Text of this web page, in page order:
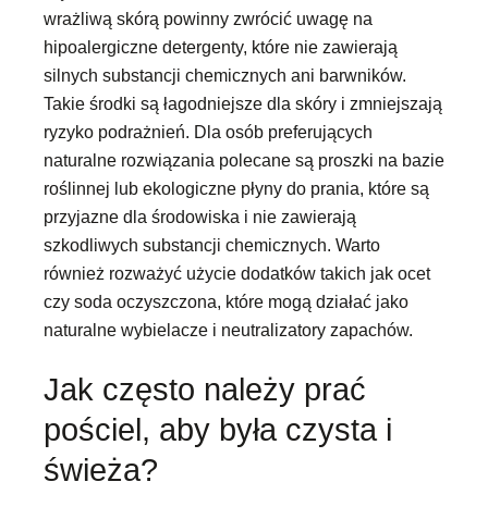
wrażliwą skórą powinny zwrócić uwagę na
hipoalergiczne detergenty, które nie zawierają
silnych substancji chemicznych ani barwników.
Takie środki są łagodniejsze dla skóry i zmniejszają
ryzyko podrażnień. Dla osób preferujących
naturalne rozwiązania polecane są proszki na bazie
roślinnej lub ekologiczne płyny do prania, które są
przyjazne dla środowiska i nie zawierają
szkodliwych substancji chemicznych. Warto
również rozważyć użycie dodatków takich jak ocet
czy soda oczyszczona, które mogą działać jako
naturalne wybielacze i neutralizatory zapachów.
Jak często należy prać
pościel, aby była czysta i
świeża?